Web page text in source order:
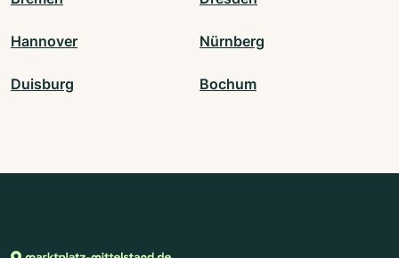
Hannover Nürnberg
Duisburg Bochum